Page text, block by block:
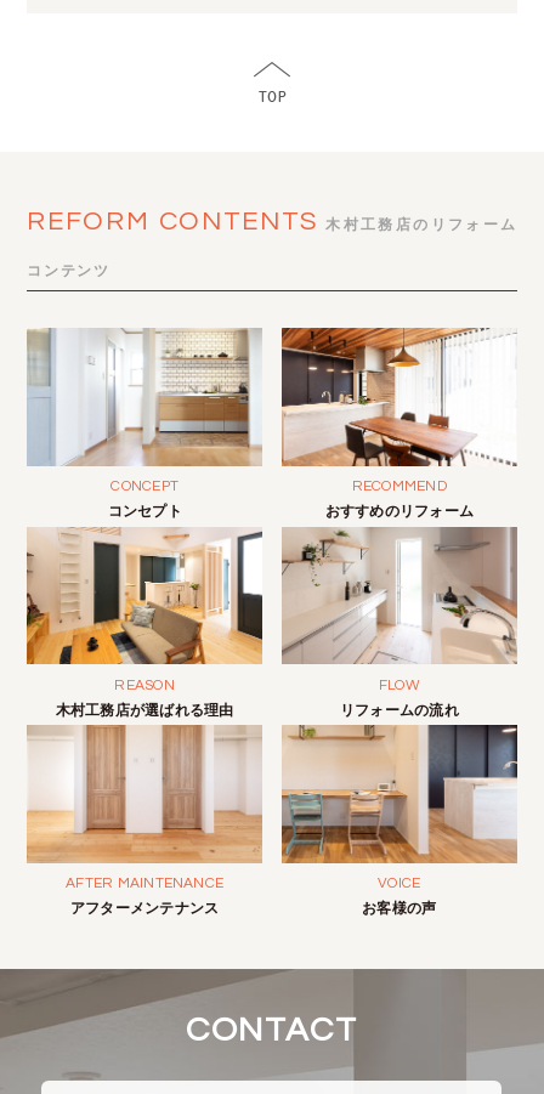
REFORM CONTENTS 木村工務店のリフォーム
コンテンツ
CONCEPT
コンセプト
RECOMMEND
おすすめのリフォーム
REASON
木村工務店が選ばれる理由
FLOW
リフォームの流れ
AFTER MAINTENANCE
アフターメンテナンス
VOICE
お客様の声
CONTACT